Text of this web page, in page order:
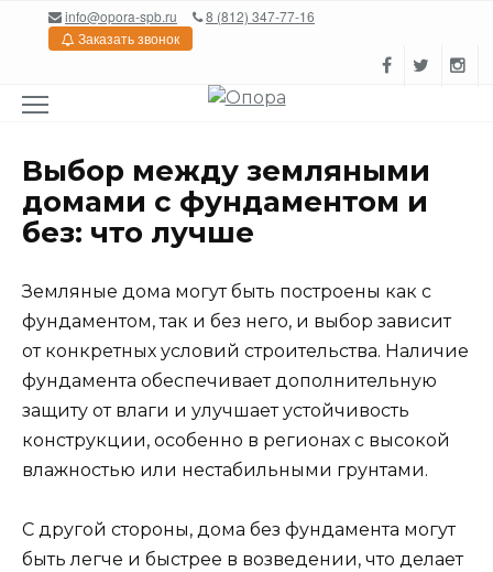
Перейтиinfo@opora-spb.ru
8 (812) 347-77-16
Заказать звонок
Выбор между земляными
домами с фундаментом и
без: что лучше
Земляные дома могут быть построены как с
фундаментом, так и без него, и выбор зависит
от конкретных условий строительства. Наличие
фундамента обеспечивает дополнительную
защиту от влаги и улучшает устойчивость
конструкции, особенно в регионах с высокой
влажностью или нестабильными грунтами.
С другой стороны, дома без фундамента могут
быть легче и быстрее в возведении, что делает